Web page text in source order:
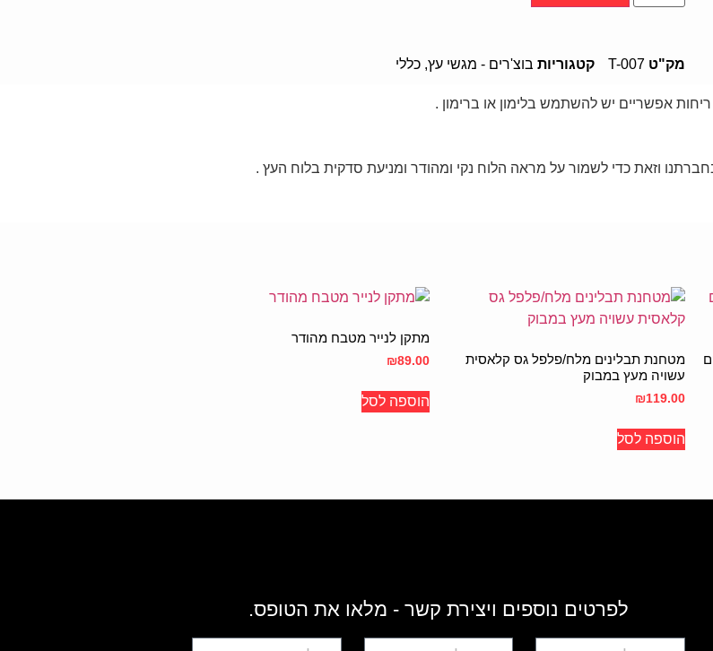
מק"ט T-007 קטגוריות בוצ'רים - מגשי עץ, כללי
אפשריים יש להשתמש בלימון או ברימון .
וזאת כדי לשמור על מראה הלוח נקי ומהודר ומניעת סדקית בלוח העץ .
מטחנת תבלינים מלח/פלפל גס קלאסית
עשויה מעץ במבוק
₪119.00
הוספה לסל
מתקן לנייר מטבח מהודר
₪89.00
הוספה לסל
לפרטים נוספים ויצירת קשר - מלאו את הטופס.